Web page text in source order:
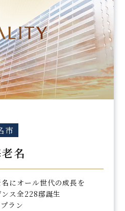
市
名
にオール世代の成長を
ス全228邸誕生
ラン